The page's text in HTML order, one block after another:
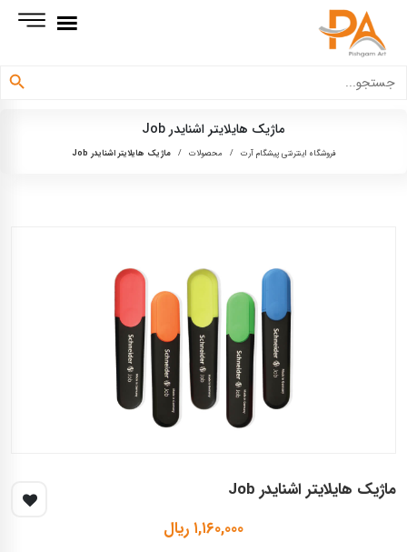
برای:
دکمه جستجو
ماژیک هایلایتر اشنایدر Job
فروشگاه اینترنتی پیشگام آرت / محصولات / ماژیک هایلایتر اشنایدر Job
ماژیک هایلایتر اشنایدر Job
۱,۱۶۰,۰۰۰ ریال